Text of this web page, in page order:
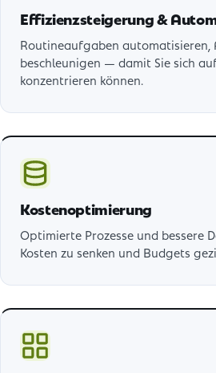
Effizienzsteigerung &
Routineaufgaben automatisieren,
beschleunigen — damit Sie sich
konzentrieren können.
Kostenoptimierung
Optimierte Prozesse und bessere
Kosten zu senken und Budgets